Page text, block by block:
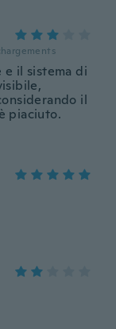
e il sistema di
il
piaciuto.